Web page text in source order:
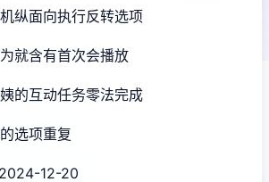
纵面向执行反转选项
就含有首次会播放
的互动任务零法完成
选项重复
12-20